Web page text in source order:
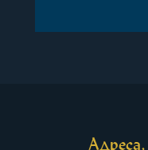
Богородиці села
Адреса,